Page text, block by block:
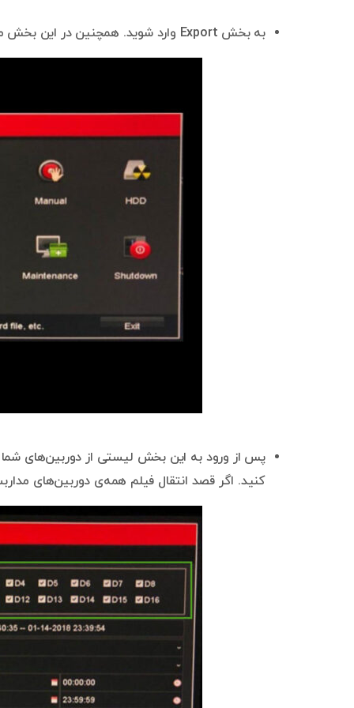
به بخش Export وارد شوید. همچنین در این بخش می‌توانید به جای Export وارد Playback نیز شوید.
پس از ورود به این بخش لیستی از دوربین‌های شما
کنید. اگر قصد انتقال فیلم همه‌ی دوربین‌های